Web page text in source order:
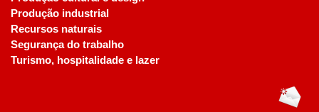
Produção industrial
Recursos naturais
Segurança do trabalho
Turismo, hospitalidade e lazer